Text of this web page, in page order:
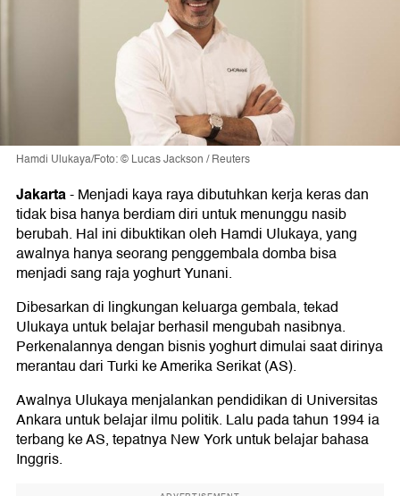
Hamdi Ulukaya/Foto: © Lucas Jackson / Reuters
Jakarta-Menjadi kaya raya dibutuhkan kerja keras dan
tidak bisa hanya berdiam diri untuk menunggu nasib
berubah. Hal ini dibuktikan oleh Hamdi Ulukaya, yang
awalnya hanya seorang penggembala domba bisa
menjadi sang raja yoghurt Yunani.
Dibesarkan di lingkungan keluarga gembala, tekad
Ulukaya untuk belajar berhasil mengubah nasibnya.
Perkenalannya dengan bisnis yoghurt dimulai saat dirinya
merantau dari Turki ke Amerika Serikat (AS).
Awalnya Ulukaya menjalankan pendidikan di Universitas
Ankara untuk belajar ilmu politik. Lalu pada tahun 1994 ia
terbang ke AS, tepatnya New York untuk belajar bahasa
Inggris.